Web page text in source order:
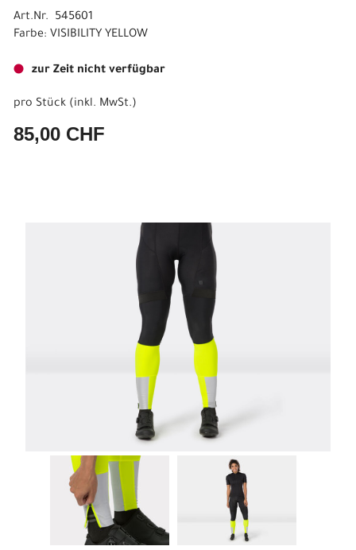
Art.Nr. 545601
Farbe: VISIBILITY YELLOW
zur Zeit nicht verfügbar
pro Stück (inkl. MwSt.)
85,00 CHF